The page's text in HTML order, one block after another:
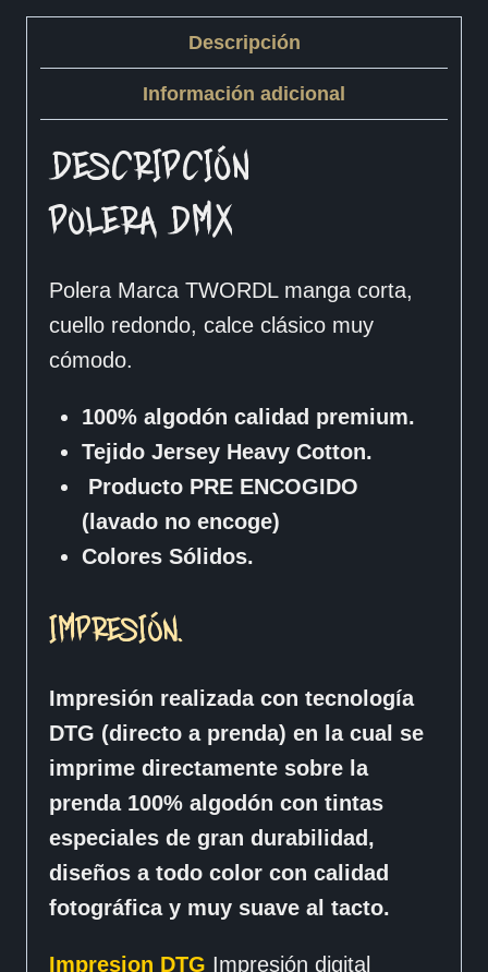
Descripción
Información adicional
DESCRIPCIÓN
POLERA DMX
Polera Marca TWORDL manga corta,
cuello redondo, calce clásico muy
cómodo.
100% algodón calidad premium.
Tejido Jersey Heavy Cotton.
Producto PRE ENCOGIDO
(lavado no encoge)
Colores Sólidos.
IMPRESIÓN.
Impresión realizada con tecnología
DTG (directo a prenda) en la cual se
imprime directamente sobre la
prenda 100% algodón con tintas
especiales de gran durabilidad,
diseños a todo color con calidad
fotográfica y muy suave al tacto.
Impresion DTG Impresión digital